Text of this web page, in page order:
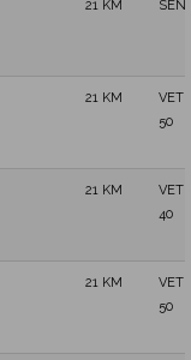
21 KM
21 KM
50
21 KM
40
21 KM
50